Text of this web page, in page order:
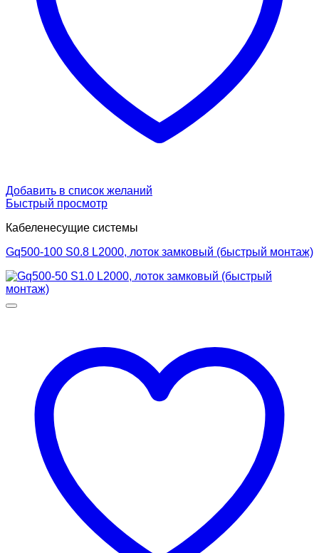
Добавить в список желаний
Быстрый просмотр
Кабеленесущие системы
Gq500-100 S0.8 L2000, лоток замковый (быстрый монтаж)